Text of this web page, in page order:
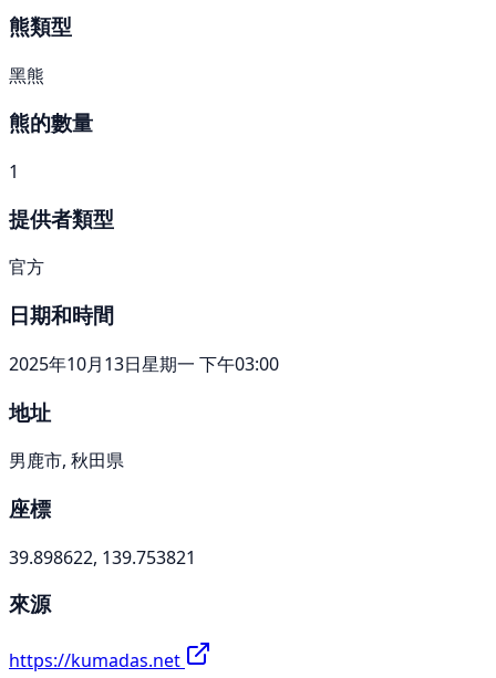
熊類型
黑熊
熊的數量
1
提供者類型
官方
日期和時間
2025年10月13日星期一 下午03:00
地址
男鹿市, 秋田県
座標
39.898622, 139.753821
來源
https://kumadas.net